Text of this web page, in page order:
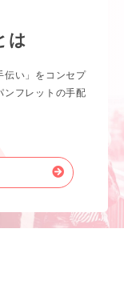
は
伝い」をコンセプ
ンフレットの手配